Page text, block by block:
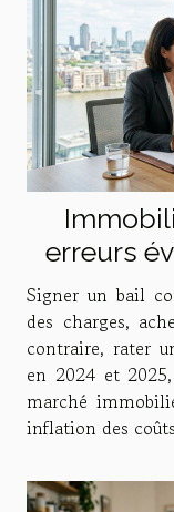
erreurs
Signer un bail
des charges,
contraire, rater
en 2024 et
marché
inflation des